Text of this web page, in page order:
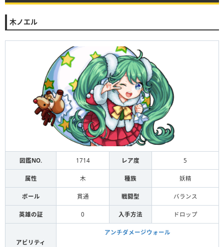
木ノエル
図鑑NO. 1714 レア度 5
属性 木 種族 妖精
ボール 貫通 戦闘型 バランス
英雄の証 0 入手方法 ドロップ
アビリティ
アンチダメージウォール